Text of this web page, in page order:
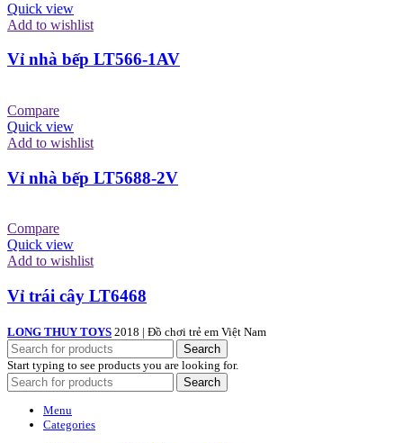
Quick view
Add to wishlist
Vỉ nhà bếp LT566-1AV
Compare
Quick view
Add to wishlist
Vỉ nhà bếp LT5688-2V
Compare
Quick view
Add to wishlist
Vỉ trái cây LT6468
LONG THUY TOYS 2018 | Đồ chơi trẻ em Việt Nam
Search
Start typing to see products you are looking for.
Search
Menu
Categories